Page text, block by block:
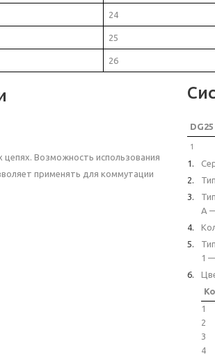
24
25
26
Возможность использования
применять для коммутации
DG25
1
A
1
1
2
3
4